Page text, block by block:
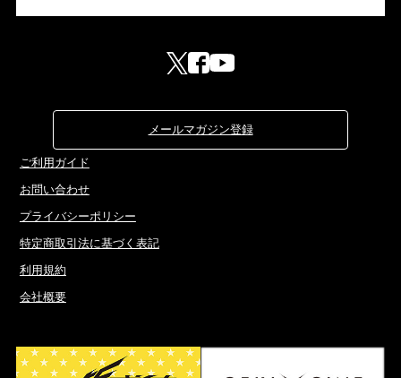
メールマガジン登録
ご利用ガイド
お問い合わせ
プライバシーポリシー
特定商取引法に基づく表記
利用規約
会社概要